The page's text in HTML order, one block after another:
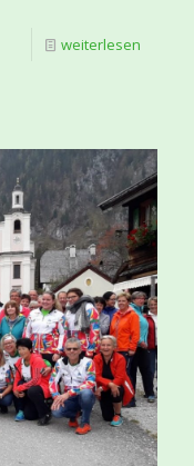
weiterlesen